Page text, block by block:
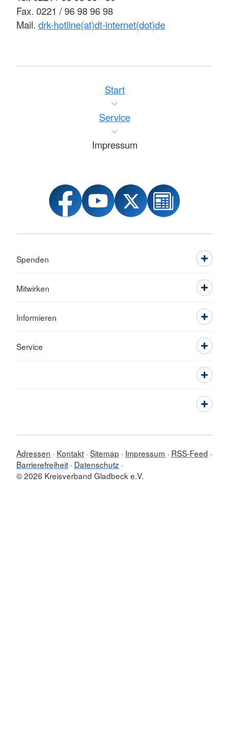
Fax. 0221 / 96 98 96 98
Mail. drk-hotline(at)dt-internet(dot)de
Start
Service
Impressum
Spenden
Mitwirken
Informieren
Service
Adressen Kontakt Sitemap Impressum
RSS-Feed
Barrierefreiheit Datenschutz
© 2026 Kreisverband Gladbeck e.V.